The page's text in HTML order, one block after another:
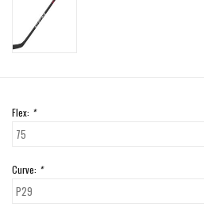
Flex: *
Curve: *